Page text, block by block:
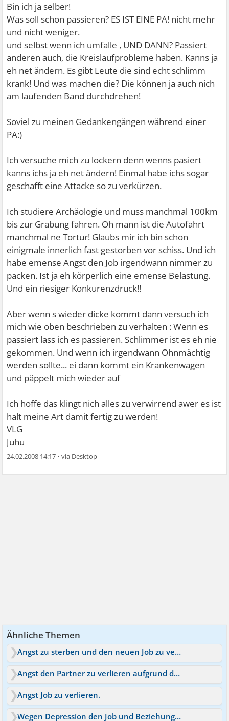
Bin ich ja selber!
Was soll schon passieren? ES IST EINE PA! nicht mehr
und nicht weniger.
und selbst wenn ich umfalle , UND DANN? Passiert
anderen auch, die Kreislaufprobleme haben. Kanns ja
eh net ändern. Es gibt Leute die sind echt schlimm
krank! Und was machen die? Die können ja auch nich
am laufenden Band durchdrehen!
Soviel zu meinen Gedankengängen während einer
PA:)
Ich versuche mich zu lockern denn wenns pasiert
kanns ichs ja eh net ändern! Einmal habe ichs sogar
geschafft eine Attacke so zu verkürzen.
Ich studiere Archäologie und muss manchmal 100km
bis zur Grabung fahren. Oh mann ist die Autofahrt
manchmal ne Tortur! Glaubs mir ich bin schon
einigmale innerlich fast gestorben vor schiss. Und ich
habe emense Angst den Job irgendwann nimmer zu
packen. Ist ja eh körperlich eine emense Belastung.
Und ein riesiger Konkurenzdruck!!
Aber wenn s wieder dicke kommt dann versuch ich
mich wie oben beschrieben zu verhalten : Wenn es
passiert lass ich es passieren. Schlimmer ist es eh nie
gekommen. Und wenn ich irgendwann Ohnmächtig
werden sollte... ei dann kommt ein Krankenwagen
und päppelt mich wieder auf
Ich hoffe das klingt nich alles zu verwirrend awer es ist
halt meine Art damit fertig zu werden!
VLG
Juhu
24.02.2008 14:17 •
Ähnliche Themen
Angst zu sterben und den neuen Job zu verlieren :(
Angst den Partner zu verlieren aufgrund der Phobie
Angst Job zu verlieren.
Wegen Depression den Job und Beziehung verloren?